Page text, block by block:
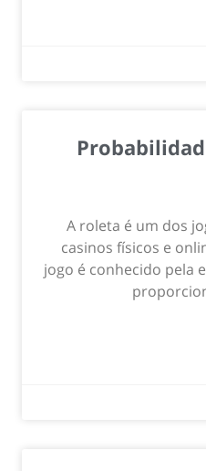
A roleta é um dos
casinos físicos e
jogo é conhecido pela